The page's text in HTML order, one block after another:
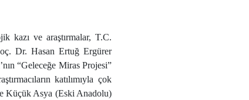
kazı ve araştırmalar, T.C.
Dr. Hasan Ertuğ Ergürer
“Geleceğe Miras Projesi”
katılımıyla çok
Küçük Asya (Eski Anadolu)